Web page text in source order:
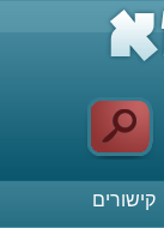
קישורים